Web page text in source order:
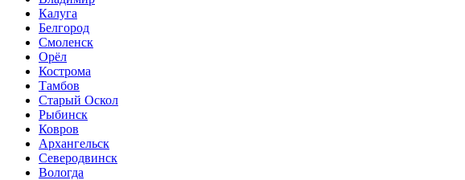
Калуга
Белгород
Смоленск
Орёл
Кострома
Тамбов
Старый Оскол
Рыбинск
Ковров
Архангельск
Северодвинск
Вологда